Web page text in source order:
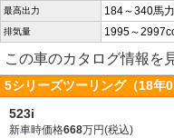
最高出力 184～340馬力
排気量 1995～
この車のカタログ情報を
5シリーズツーリング（18年
523i
新車時価格668万円(税込)